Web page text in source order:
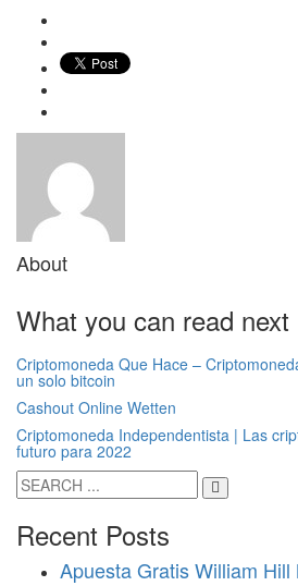
About
What you can read next
Criptomoneda Que Hace –
un solo bitcoin
Cashout Online Wetten
Criptomoneda Independentista | Las
futuro para 2022
Recent Posts
Apuesta Gratis William Hill